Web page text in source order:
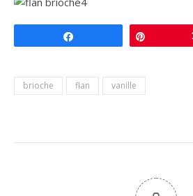
brioche flan vanille